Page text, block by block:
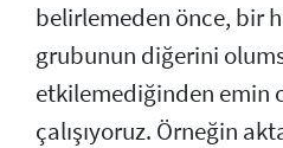
belirlemeden önce, bir
grubunun diğerini
etkilemediğinden emin
çalışıyoruz. Örneğin